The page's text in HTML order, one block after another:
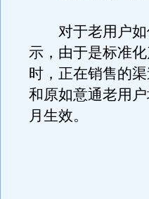
对于老用户如
示，由于是标准
时，正在销售的
和原如意通老用
月生效。